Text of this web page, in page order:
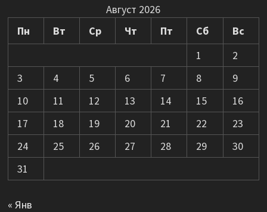
Август 2026
Пн
Вт Ср Чт Пт Сб
Вс
1
2
3
4 5 6 7 8
9
10
11 12 13 14 15
16
17
18 19 20 21 22
23
24
25 26 27 28 29
30
31
« Янв